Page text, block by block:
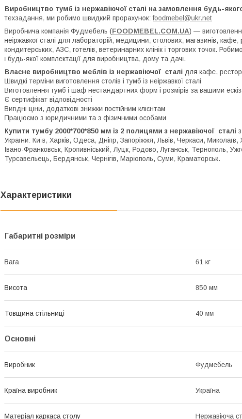
Виробництво тумб із нержавіючої сталі на замовлення будь-
техзадання, ми робимо швидкий прорахунок:foodmebel@ukr.net
Виробнича компанія Фудмебель (FOODMEBEL.СOM.UA) —
неіржавкої сталі для лабораторій, медицини, столових, магазинів, кафе,
кондитерських, АЗС, готелів, ветеринарних клінік і торгових точок.
і будь-якої комплектації для виробництва, дому та дачі.
Власне виробництво меблів із нержавіючої сталі для кафе,
Швидкі терміни виготовлення столів і тумб із неіржавкої сталі
Виготовлення тумб і шаф нестандартних форм і розмірів за вашими
Є сертифікат відповідності
Вигідні ціни, додаткові знижки постійним клієнтам
Працюємо з юридичними та з фізичними особами
Купити тумбу 2000*700*850 мм із 2 полицями з нержавіючої сталі
України: Київ, Харків, Одеса, Дніпр, Запоріжжя, Львів, Черкаси,
Івано-Франковськ, Кропивніський, Луцк, Родово, Луганськ, Тернополь,
Турсавельець, Бердянськ, Чернігів, Маріополь, Суми, Краматорськ.
Характеристики
Габаритні розміри
Вага 61 кг
Висота 850 мм
Товщина стільниці 40 мм
Основні
Виробник Фудмебель
Країна виробник Україна
Матеріал каркаса столу Нержавіюча